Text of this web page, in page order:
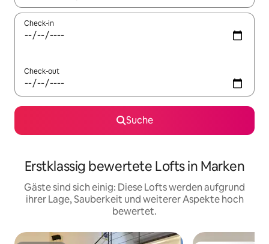
Check-in
Check-out
Suche
Erstklassig bewertete Lofts in Marken
Gäste sind sich einig: Diese Lofts werden aufgrund
ihrer Lage, Sauberkeit und weiterer Aspekte hoch
bewertet.